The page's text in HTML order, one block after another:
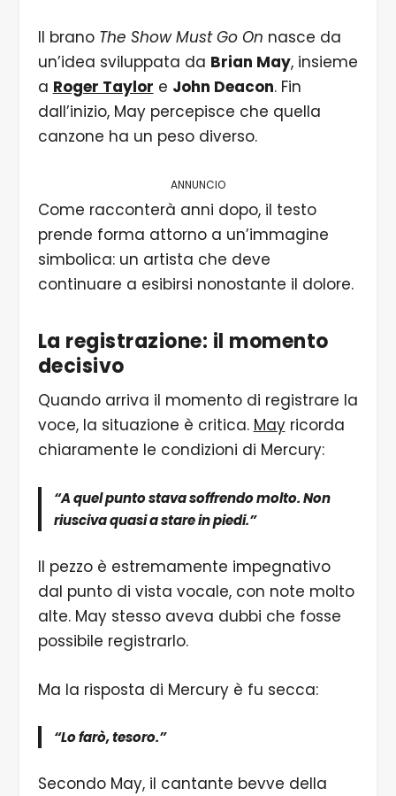
Il brano The Show Must Go On nasce da
un’idea sviluppata da Brian May, insieme
a Roger Taylor e John Deacon. Fin
dall’inizio, May percepisce che quella
canzone ha un peso diverso.
ANNUNCIO
Come racconterà anni dopo, il testo
prende forma attorno a un’immagine
simbolica: un artista che deve
continuare a esibirsi nonostante il dolore.
La registrazione: il momento
decisivo
Quando arriva il momento di registrare la
voce, la situazione è critica. Mayricorda
chiaramente le condizioni di Mercury:
“A quel punto stava soffrendo molto. Non
riusciva quasi a stare in piedi.”
Il pezzo è estremamente impegnativo
dal punto di vista vocale, con note molto
alte. May stesso aveva dubbi che fosse
possibile registrarlo.
Ma la risposta di Mercury è fu secca:
“Lo farò, tesoro.”
Secondo May, il cantante bevve della